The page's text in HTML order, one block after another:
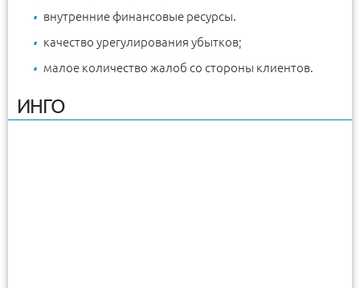
внутренние финансовые ресурсы.
качество урегулирования убытков;
малое количество жалоб со стороны клиентов.
ИНГО